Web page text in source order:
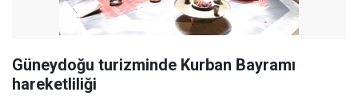
Güneydoğu turizminde Kurban Bayramı
hareketliliği